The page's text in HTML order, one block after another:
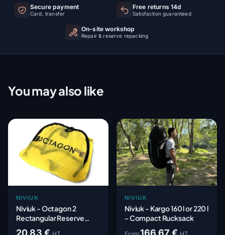
Secure payment
Card, transfer
Free returns 14d
Satisfaction guaranteed
On-site workshop
Repair & reserve repacking
You may also like
NIVIUK
Niviuk - Octagon 2
Rectangular Reserve
Parachute Pod
20,83 €
NIVIUK
Niviuk - Kargo 160 l or 220 l
- Compact Rucksack
166,67 €